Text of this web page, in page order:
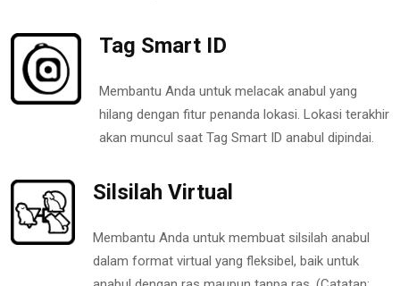
Tag Smart ID
Membantu Anda untuk melacak anabul yang
hilang dengan fitur penanda lokasi. Lokasi terakhir
akan muncul saat Tag Smart ID anabul dipindai.
Silsilah Virtual
Membantu Anda untuk membuat silsilah anabul
dalam format virtual yang fleksibel, baik untuk